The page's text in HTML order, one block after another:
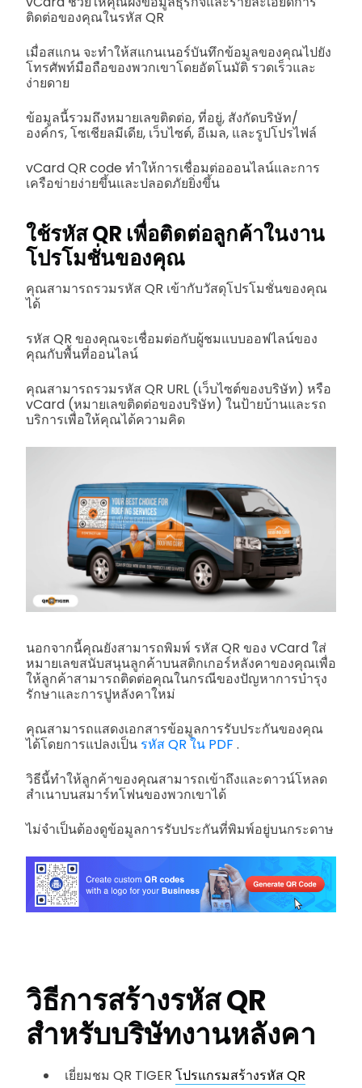
ติดต่อของคุณในรหัส QR
เมื่อสแกน จะทำให้สแกนเนอร์บันทึกข้อมูลของคุณไปยัง
โทรศัพท์มือถือของพวกเขาโดยอัตโนมัติ รวดเร็วและ
ง่ายดาย
ข้อมูลนี้รวมถึงหมายเลขติดต่อ, ที่อยู่, สังกัดบริษัท/
องค์กร, โซเชียลมีเดีย, เว็บไซต์, อีเมล, และรูปโปรไฟล์
vCard QR code ทำให้การเชื่อมต่อออนไลน์และการ
เครือข่ายง่ายขึ้นและปลอดภัยยิ่งขึ้น
ใช้รหัส QR เพื่อติดต่อลูกค้าในงาน
โปรโมชั่นของคุณ
คุณสามารถรวมรหัส QR เข้ากับวัสดุโปรโมชั่นของคุณ
ได้
รหัส QR ของคุณจะเชื่อมต่อกับผู้ชมแบบออฟไลน์ของ
คุณกับพื้นที่ออนไลน์
คุณสามารถรวมรหัส QR URL (เว็บไซต์ของบริษัท) หรือ
vCard (หมายเลขติดต่อของบริษัท) ในป้ายบ้านและรถ
บริการเพื่อให้คุณได้ความคิด
นอกจากนี้คุณยังสามารถพิมพ์ รหัส QR ของ vCardใส่
หมายเลขสนับสนุนลูกค้าบนสติกเกอร์หลังคาของคุณเพื่อ
ให้ลูกค้าสามารถติดต่อคุณในกรณีของปัญหาการบำรุง
รักษาและการปูหลังคาใหม่
คุณสามารถแสดงเอกสารข้อมูลการรับประกันของคุณ
ได้โดยการแปลงเป็น รหัส QR ใน PDF .
วิธีนี้ทำให้ลูกค้าของคุณสามารถเข้าถึงและดาวน์โหลด
สำเนาบนสมาร์ทโฟนของพวกเขาได้
ไม่จำเป็นต้องดูข้อมูลการรับประกันที่พิมพ์อยู่บนกระดาษ
วิธีการสร้างรหัส QR
สำหรับบริษัทงานหลังคา
เยี่ยมชม QR TIGER โปรแกรมสร้างรหัส QR